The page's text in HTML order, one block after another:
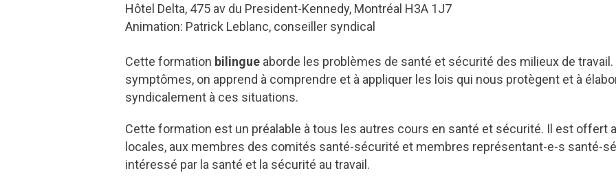
Hôtel Delta, 475 av du President-Kennedy, Montréal H3A 1J7
Animation: Patrick Leblanc, conseiller syndical
Cette formation bilingue aborde les problèmes de santé et sécurité des milieux de
symptômes, on apprend à comprendre et à appliquer les lois qui nous protègent et à
syndicalement à ces situations.
Cette formation est un préalable à tous les autres cours en santé et sécurité. Il est offert
locales, aux membres des comités santé-sécurité et membres représentant-e-s santé-
intéressé par la santé et la sécurité au travail.